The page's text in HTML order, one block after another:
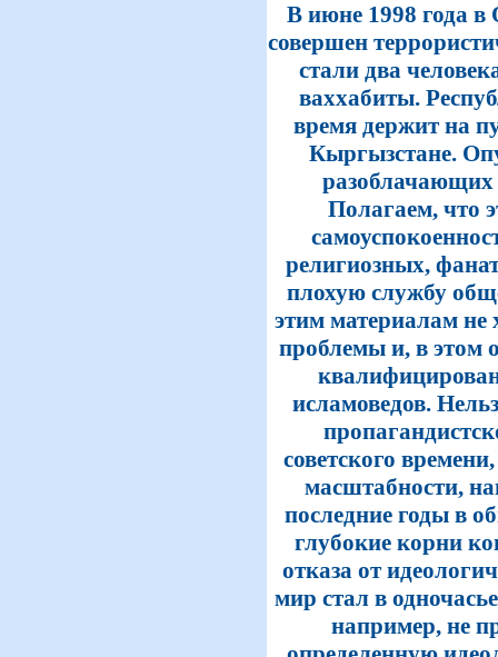
В июне 1998 года
совершен
стали два
ваххабиты.
время держит на
Кыргызстане.
разоблачающих
Полагаем, что
религиозных,
плохую службу
этим материалам не
проблемы и, в этом
исламоведов.
советского
масштабности,
последние годы в
глубокие корни
отказа от
мир стал в
например, не